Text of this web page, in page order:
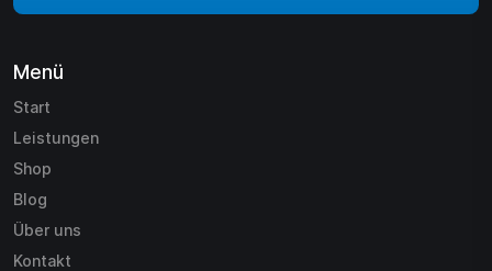
Menü
Start
Leistungen
Shop
Blog
Über uns
Kontakt